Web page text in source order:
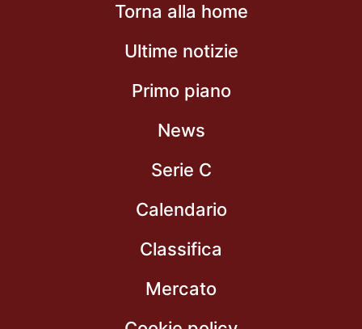
Torna alla home
Ultime notizie
Primo piano
News
Serie C
Calendario
Classifica
Mercato